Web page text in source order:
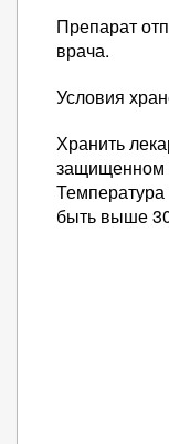
Препарат
врача.
Условия
Хранить
защищенном
быть выше